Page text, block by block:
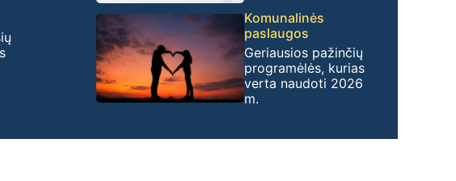
Komunalinės
paslaugos
Geriausios pažinčių
programėlės, kurias
verta naudoti 2026
m.